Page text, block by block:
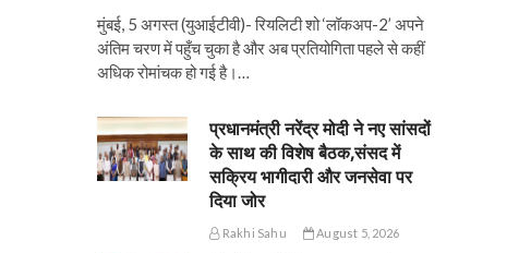
मुंबई, 5 अगस्त (युआईटीवी)- रियलिटी शो ‘लॉकअप-2’ अपने
अंतिम चरण में पहुँच चुका है और अब प्रतियोगिता पहले से कहीं
अधिक रोमांचक हो गई है।…
प्रधानमंत्री नरेंद्र मोदी ने नए सांसदों
के साथ की विशेष बैठक,संसद में
सक्रिय भागीदारी और जनसेवा पर
दिया जोर
Rakhi Sahu August 5, 2026